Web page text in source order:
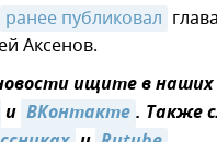
ранее публиковал глава
Аксенов.
ищите в наших
и ВКонтакте. Также